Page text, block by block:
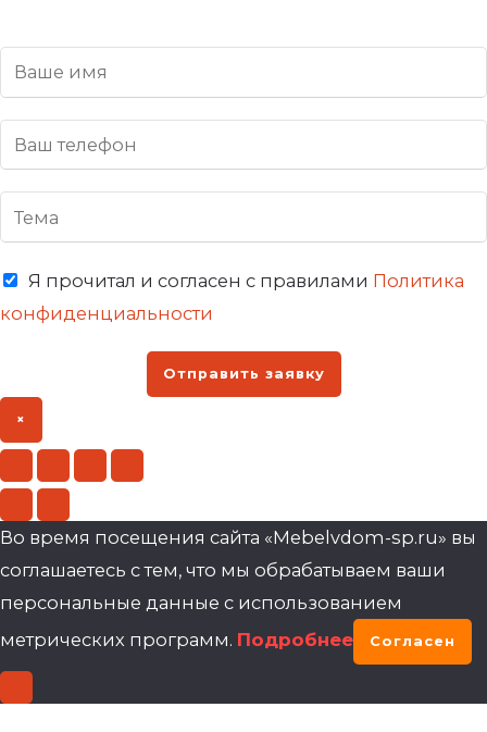
Я прочитал и согласен с правилами Политика
конфиденциальности
Отправить заявку
×
Во время посещения сайта «Mebelvdom-sp.ru» вы
соглашаетесь с тем, что мы обрабатываем ваши
персональные данные с использованием
метрических программ. Подробнее Согласен